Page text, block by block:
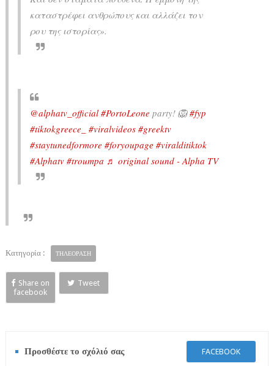
καταστρέφει ανθρώπους και αλλάζει τον
ρου της ιστορίας».
@alphatv_official #PortoLeone party! 🦁#fyp
#tiktokgreece_
#viralvideos #greektv
#staytunedformore #foryoupagе #viralditiktok
#Alphatv #troumpa ♬ original sound - Alpha TV
Κατηγορία : ΤΗΛΕΟΡΑΣΗ
Share on
facebook
Tweet
Προσθέστε το σχόλιό σας FACEBOOK